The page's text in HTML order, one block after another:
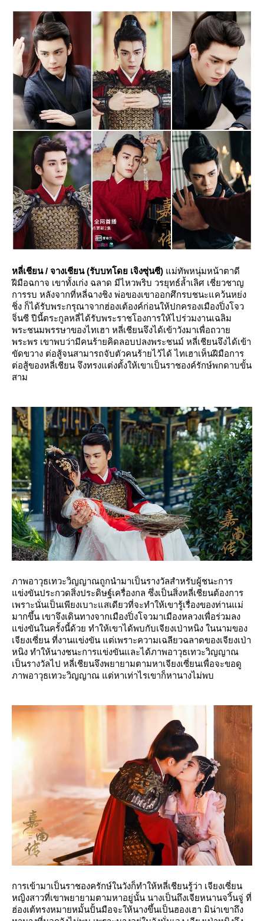
หลี่เชียน / จางเชียน (รับบทโดย เจิงซุ่นซี) แม่ทัพหนุ่มหน้าตาดี
ฝีมือฉกาจ เขาทั้งเก่ง ฉลาด มีไหวพริบ วรยุทธ์ล้ำเลิศ เชี่ยวชาญ
การรบ หลังจากที่หลี่ฉางชิง พ่อของเขาออกศึกรบชนะแคว้นหย่ง
ชิ่ง ก็ได้รับพระกรุณาจากฮ่องเต้องค์ก่อนให้ปกครองเมืองปิ่งโจว
จิ่นซี ปีนี้ตระกูลหลี่ได้รับพระราชโองการให้ไปร่วมงานเฉลิม
พระชนมพรรษาของไทเฮา หลี่เชียนจึงได้เข้าวังมาเพื่อถวาย
พระพร เขาพบว่ามีคนร้ายคิดลอบปลงพระชนม์ หลี่เชียนจึงได้เข้า
ขัดขวาง ต่อสู้จนสามารถจับตัวคนร้ายไว้ได้ ไทเฮาเห็นฝีมือการ
ต่อสู้ของหลี่เชียน จึงทรงแต่งตั้งให้เขาเป็นราชองค์รักษ์พกดาบขั้น
สาม
ภาพอาวุธเทวะวิญญาณถูกนำมาเป็นรางวัลสำหรับผู้ชนะการ
แข่งขันประกวดสิ่งประดิษฐ์เครื่องกล ซึ่งเป็นสิ่งหลี่เชียนต้องการ
เพราะนั่นเป็นเพียงเบาะแสเดียวที่จะทำให้เขารู้เรื่องของท่านแม่
มากขึ้น เขาจึงเดินทางจากเมืองปิ่งโจวมาเมืองหลวงเพื่อร่วมลง
แข่งขันในครั้งนี้ด้วย ทำให้เขาได้พบกับเจียงเป่าหนิง ในนามของ
เจียงเซี่ยน ที่งานแข่งขัน แต่เพราะความเฉลียวฉลาดของเจียงเป่า
หนิง ทำให้นางชนะการแข่งขันและได้ภาพอาวุธเทวะวิญญาณ
เป็นรางวัลไป หลี่เชียนจึงพยายามตามหาเจียงเซี่ยนเพื่อจะขอดู
ภาพอาวุธเทวะวิญญาณ แต่หาเท่าไรเขาก็หานางไม่พบ
การเข้ามาเป็นราชองครักษ์ในวังก็ทำให้หลี่เชียนรู้ว่า เจียงเซี่ยน
หญิงสาวที่เขาพยายามตามหาอยู่นั้น นางเป็นถึงเจียหนานจวิ้นจู่ ที่
ฮ่องเต้ทรงหมายหมั้นปั้นมือจะให้นางขึ้นเป็นฮองเฮา มิน่าเขาถึง